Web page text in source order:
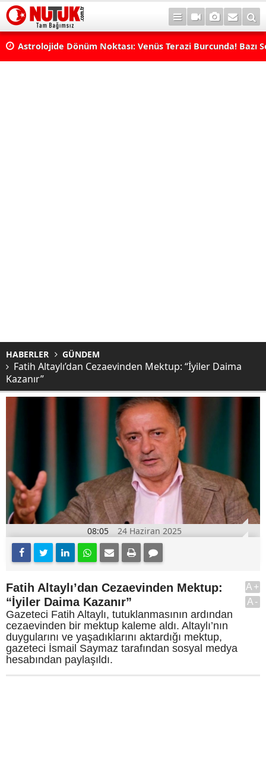
Astrolojide Dönüm Noktası: Venüs Terazi Burcunda! Bazı
HABERLER GÜNDEM
Fatih Altaylı’dan Cezaevinden Mektup: “İyiler Daima
Kazanır”
08:05 24 Haziran 2025
Fatih Altaylı’dan Cezaevinden Mektup:
“İyiler Daima Kazanır”
Gazeteci Fatih Altaylı, tutuklanmasının ardından
cezaevinden bir mektup kaleme aldı. Altaylı’nın
duygularını ve yaşadıklarını aktardığı mektup,
gazeteci İsmail Saymaz tarafından sosyal medya
hesabından paylaşıldı.
A+
A-